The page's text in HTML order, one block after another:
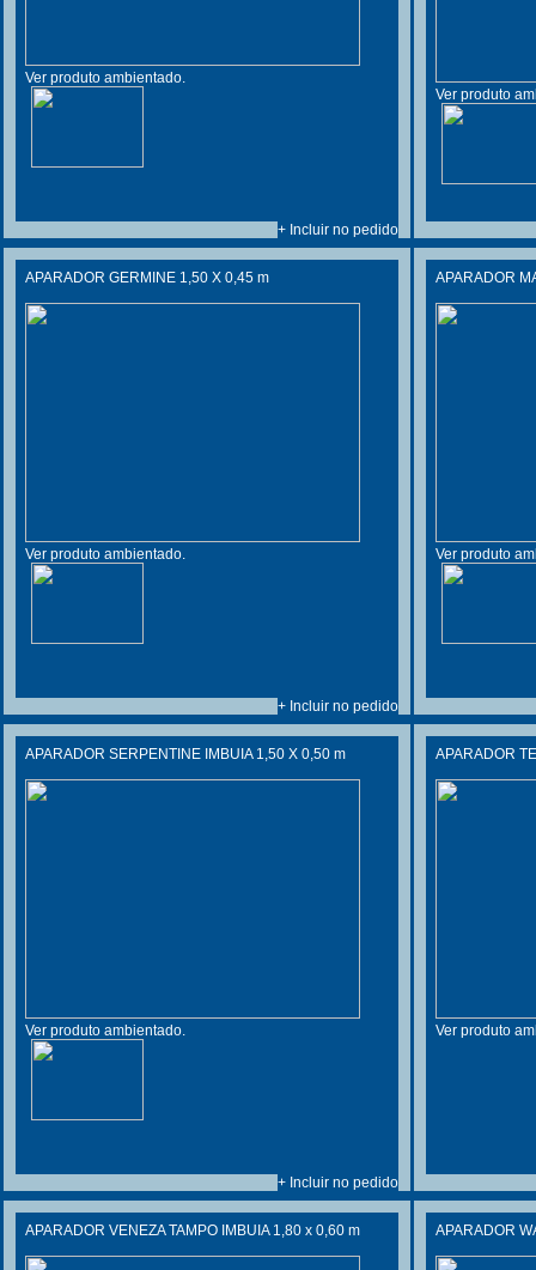
Ver produto ambientado.
+ Incluir no pedido
Ver produto
APARADOR GERMINE 1,50 X 0,45 m
Ver produto ambientado.
+ Incluir no pedido
APARADOR
Ver produto
APARADOR SERPENTINE IMBUIA 1,50 X 0,50 m
Ver produto ambientado.
+ Incluir no pedido
APARADOR
Ver produto
APARADOR VENEZA TAMPO IMBUIA 1,80 x 0,60 m APARADOR